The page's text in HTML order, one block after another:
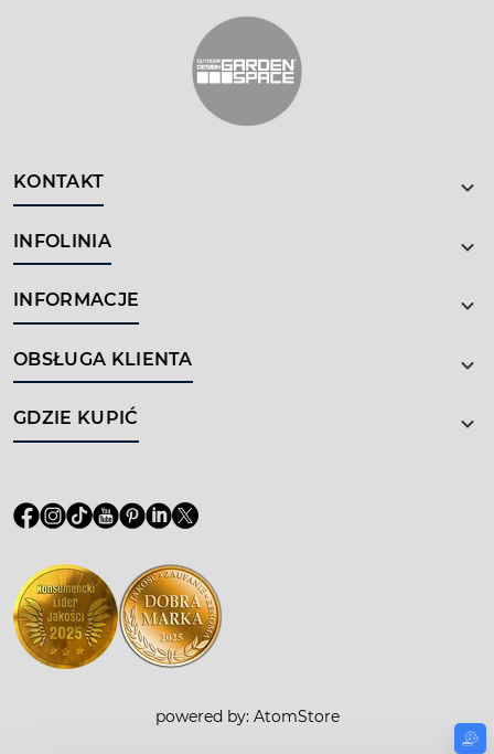
KONTAKT
INFOLINIA
INFORMACJE
OBSŁUGA KLIENTA
GDZIE KUPIĆ
powered by: AtomStore